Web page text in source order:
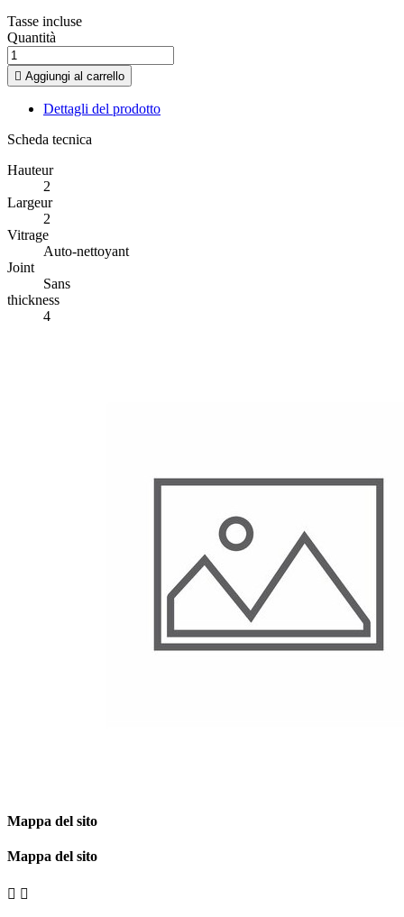
Tasse incluse
Quantità
 Aggiungi al carrello
Dettagli del prodotto
Scheda tecnica
Hauteur
2
Largeur
2
Vitrage
Auto-nettoyant
Joint
Sans
thickness
4
Mappa del sito
Mappa del sito
 